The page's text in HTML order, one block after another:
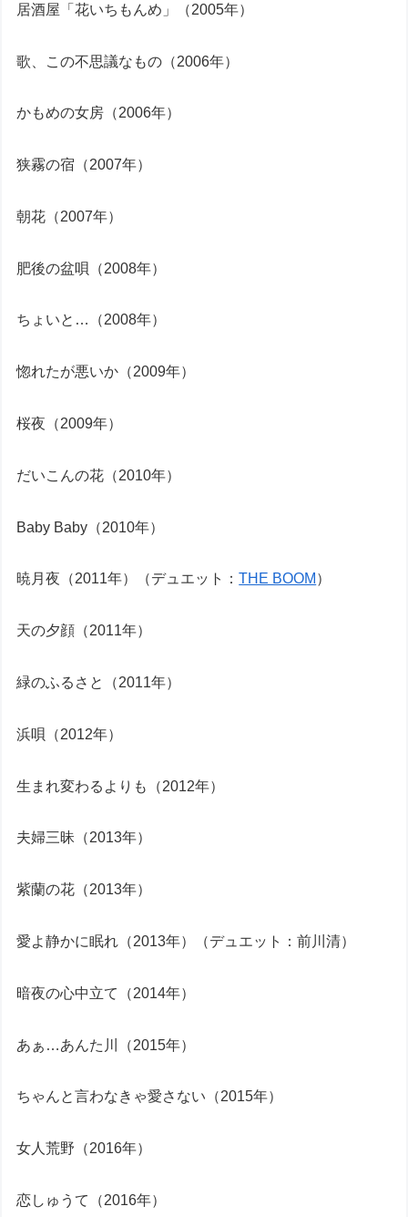
居酒屋「花いちもんめ」（2005年）
歌、この不思議なもの（2006年）
かもめの女房（2006年）
狭霧の宿（2007年）
朝花（2007年）
肥後の盆唄（2008年）
ちょいと…（2008年）
惚れたが悪いか（2009年）
桜夜（2009年）
だいこんの花（2010年）
Baby Baby（2010年）
暁月夜（2011年）（デュエット：THE BOOM ）
天の夕顔（2011年）
緑のふるさと（2011年）
浜唄（2012年）
生まれ変わるよりも（2012年）
夫婦三昧（2013年）
紫蘭の花（2013年）
愛よ静かに眠れ（2013年）（デュエット：前川清）
暗夜の心中立て（2014年）
あぁ…あんた川（2015年）
ちゃんと言わなきゃ愛さない（2015年）
女人荒野（2016年）
恋しゅうて（2016年）